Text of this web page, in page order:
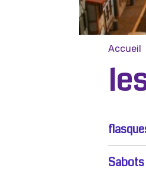
Accueil